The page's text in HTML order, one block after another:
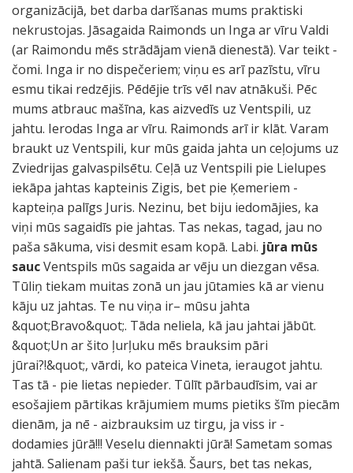
organizācijā, bet darba darīšanas mums praktiski
nekrustojas. Jāsagaida Raimonds un Inga ar vīru Valdi
(ar Raimondu mēs strādājam vienā dienestā). Var teikt -
čomi. Inga ir no dispečeriem; viņu es arī pazīstu, vīru
esmu tikai redzējis. Pēdējie trīs vēl nav atnākuši. Pēc
mums atbrauc mašīna, kas aizvedīs uz Ventspili, uz
jahtu. Ierodas Inga ar vīru. Raimonds arī ir klāt. Varam
braukt uz Ventspili, kur mūs gaida jahta un ceļojums uz
Zviedrijas galvaspilsētu. Ceļā uz Ventspili pie Lielupes
iekāpa jahtas kapteinis Zigis, bet pie Ķemeriem -
kapteiņa palīgs Juris. Nezinu, bet biju iedomājies, ka
viņi mūs sagaidīs pie jahtas. Tas nekas, tagad, jau no
paša sākuma, visi desmit esam kopā. Labi. jūra mūs
saucVentspils mūs sagaida ar vēju un diezgan vēsa.
Tūliņ tiekam muitas zonā un jau jūtamies kā ar vienu
kāju uz jahtas. Te nu viņa ir– mūsu jahta
&quot;Bravo&quot;. Tāda neliela, kā jau jahtai jābūt.
&quot;Un ar šito ļurļuku mēs brauksim pāri
jūrai?!&quot;, vārdi, ko pateica Vineta, ieraugot jahtu.
Tas tā - pie lietas nepieder. Tūlīt pārbaudīsim, vai ar
esošajiem pārtikas krājumiem mums pietiks šīm piecām
dienām, ja nē - aizbrauksim uz tirgu, ja viss ir -
dodamies jūrā!!! Veselu diennakti jūrā! Sametam somas
jahtā. Salienam paši tur iekšā. Šaurs, bet tas nekas,